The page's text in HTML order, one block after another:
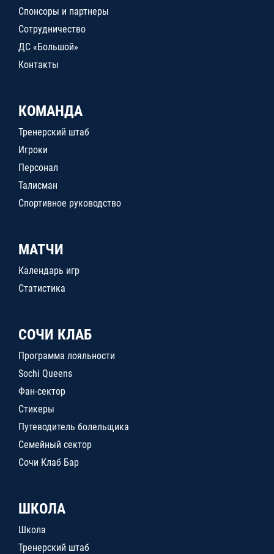
Спонсоры и партнеры
Сотрудничество
ДС «Большой»
Контакты
КОМАНДА
Тренерский штаб
Игроки
Персонал
Талисман
Спортивное руководство
МАТЧИ
Календарь игр
Статистика
СОЧИ КЛАБ
Программа лояльности
Sochi Queens
Фан-сектор
Стикеры
Путеводитель болельщика
Семейный сектор
Сочи Клаб Бар
ШКОЛА
Школа
Тренерский штаб